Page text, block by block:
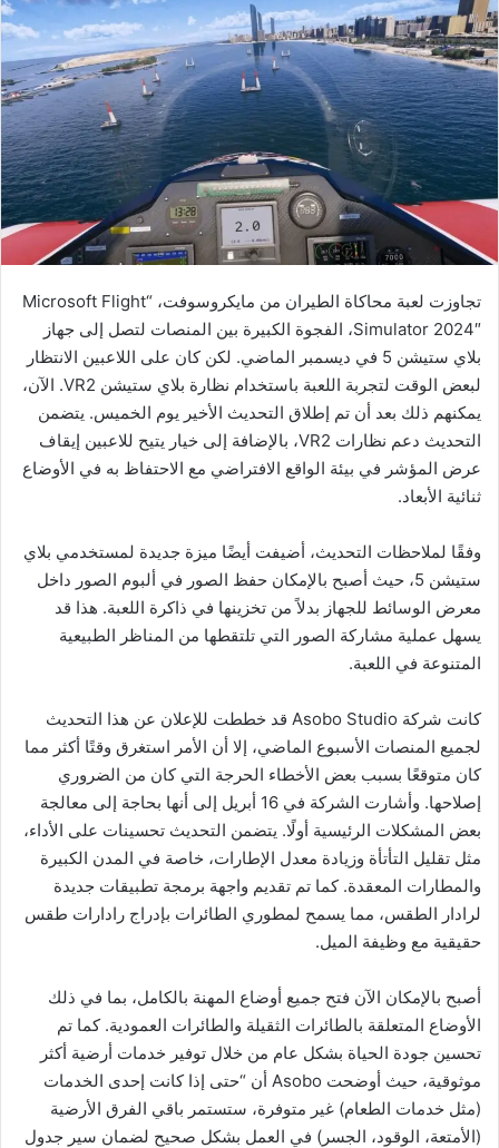
تجاوزت لعبة محاكاة الطيران من مايكروسوفت، “Microsoft Flight
Simulator 2024″، الفجوة الكبيرة بين المنصات لتصل إلى جهاز
بلاي ستيشن 5 في ديسمبر الماضي. لكن كان على اللاعبين الانتظار
لبعض الوقت لتجربة اللعبة باستخدام نظارة بلاي ستيشن VR2. الآن،
يمكنهم ذلك بعد أن تم إطلاق التحديث الأخير يوم الخميس. يتضمن
التحديث دعم نظارات VR2، بالإضافة إلى خيار يتيح للاعبين إيقاف
عرض المؤشر في بيئة الواقع الافتراضي مع الاحتفاظ به في الأوضاع
ثنائية الأبعاد.
وفقًا لملاحظات التحديث، أضيفت أيضًا ميزة جديدة لمستخدمي بلاي
ستيشن 5، حيث أصبح بالإمكان حفظ الصور في ألبوم الصور داخل
معرض الوسائط للجهاز بدلاً من تخزينها في ذاكرة اللعبة. هذا قد
يسهل عملية مشاركة الصور التي تلتقطها من المناظر الطبيعية
المتنوعة في اللعبة.
كانت شركة Asobo Studio قد خططت للإعلان عن هذا التحديث
لجميع المنصات الأسبوع الماضي، إلا أن الأمر استغرق وقتًا أكثر مما
كان متوقعًا بسبب بعض الأخطاء الحرجة التي كان من الضروري
إصلاحها. وأشارت الشركة في 16 أبريل إلى أنها بحاجة إلى معالجة
بعض المشكلات الرئيسية أولًا. يتضمن التحديث تحسينات على الأداء،
مثل تقليل التأتأة وزيادة معدل الإطارات، خاصة في المدن الكبيرة
والمطارات المعقدة. كما تم تقديم واجهة برمجة تطبيقات جديدة
لرادار الطقس، مما يسمح لمطوري الطائرات بإدراج رادارات طقس
حقيقية مع وظيفة الميل.
أصبح بالإمكان الآن فتح جميع أوضاع المهنة بالكامل، بما في ذلك
الأوضاع المتعلقة بالطائرات الثقيلة والطائرات العمودية. كما تم
تحسين جودة الحياة بشكل عام من خلال توفير خدمات أرضية أكثر
موثوقية، حيث أوضحت Asobo أن “حتى إذا كانت إحدى الخدمات
(مثل خدمات الطعام) غير متوفرة، ستستمر باقي الفرق الأرضية
(الأمتعة، الوقود، الجسر) في العمل بشكل صحيح لضمان سير جدول